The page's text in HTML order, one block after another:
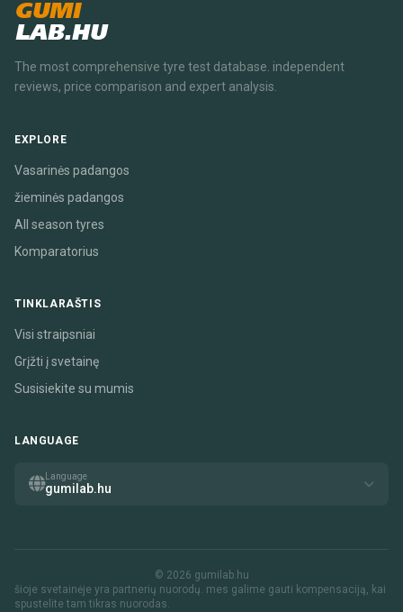
GUMI
LAB.HU
The most comprehensive tyre test database. independent
reviews, price comparison and expert analysis.
EXPLORE
Vasarinės padangos
žieminės padangos
All season tyres
Komparatorius
TINKLARAŠTIS
Visi straipsniai
Grįžti į svetainę
Susisiekite su mumis
LANGUAGE
Language
gumilab.hu
© 2026 gumilab.hu
šioje svetainėje yra partnerių nuorodų. mes galime gauti kompensaciją, kai
spustelite tam tikras nuorodas.